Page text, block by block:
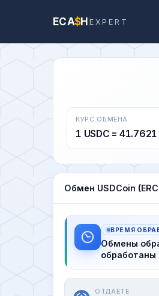
ECA$HEXPERT
КУРС ОБМЕНА
1 USDC = 41.7621
Обмен USDCoin
ВРЕМЯ
Обмены
обработаны
ОТДАЕТЕ